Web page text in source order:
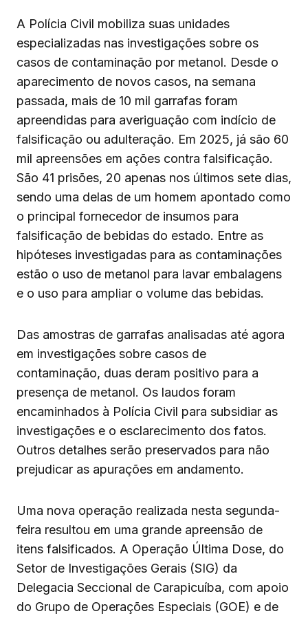
A Polícia Civil mobiliza suas unidades
especializadas nas investigações sobre os
casos de contaminação por metanol. Desde o
aparecimento de novos casos, na semana
passada, mais de 10 mil garrafas foram
apreendidas para averiguação com indício de
falsificação ou adulteração. Em 2025, já são 60
mil apreensões em ações contra falsificação.
São 41 prisões, 20 apenas nos últimos sete dias,
sendo uma delas de um homem apontado como
o principal fornecedor de insumos para
falsificação de bebidas do estado. Entre as
hipóteses investigadas para as contaminações
estão o uso de metanol para lavar embalagens
e o uso para ampliar o volume das bebidas.
Das amostras de garrafas analisadas até agora
em investigações sobre casos de
contaminação, duas deram positivo para a
presença de metanol. Os laudos foram
encaminhados à Polícia Civil para subsidiar as
investigações e o esclarecimento dos fatos.
Outros detalhes serão preservados para não
prejudicar as apurações em andamento.
Uma nova operação realizada nesta segunda-
feira resultou em uma grande apreensão de
itens falsificados. A Operação Última Dose, do
Setor de Investigações Gerais (SIG) da
Delegacia Seccional de Carapicuíba, com apoio
do Grupo de Operações Especiais (GOE) e de